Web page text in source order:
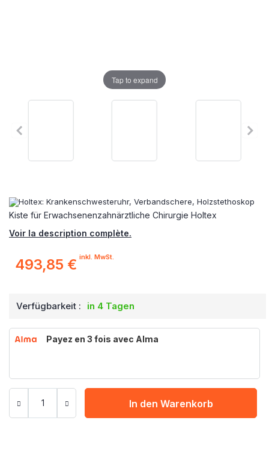
Kiste für Erwachsenenzahnärztliche Chirurgie Holtex
Voir la description complète.
493,85 € inkl. MwSt.
Verfügbarkeit : in 4 Tagen
Payez en 3 fois avec Alma
In den Warenkorb
Tap to expand